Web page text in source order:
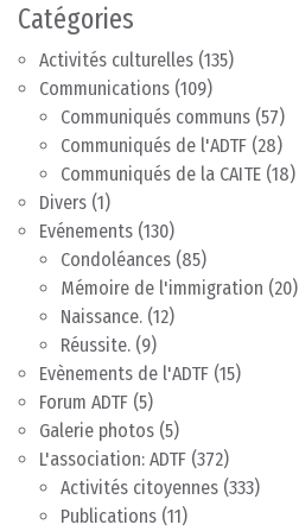
Catégories
Activités culturelles (135)
Communications (109)
Communiqués communs (57)
Communiqués de l'ADTF (28)
Communiqués de la CAITE (18)
Divers (1)
Evénements (130)
Condoléances (85)
Mémoire de l'immigration (20)
Naissance. (12)
Réussite. (9)
Evènements de l'ADTF (15)
Forum ADTF (5)
Galerie photos (5)
L'association: ADTF (372)
Activités citoyennes (333)
Publications (11)